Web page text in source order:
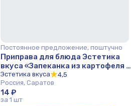
Постоянное предложение, поштучно
Приправа для блюда Эстетика
вкуса «Запеканка из картофеля с
курицей» 30 г ОПТ
Эстетика вкуса
4,5
Россия, Саратов
14 ₽
за 1 шт